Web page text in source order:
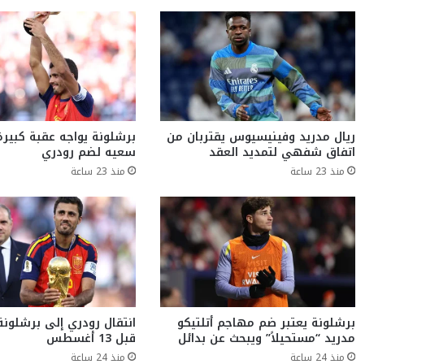
ريال مدريد وفينيسيوس يقتربان من
اتفاق شفهي لتمديد العقد
منذ 23 ساعة
برشلونة يواجه عقبة
سعيه لضم رودري
منذ 23 ساعة
برشلونة يعتبر ضم مهاجم أتلتيكو
مدريد “مستحيلاً” ويبحث عن بدائل
منذ 24 ساعة
انتقال رودري إلى
قبل 13 أغسطس
منذ 24 ساعة